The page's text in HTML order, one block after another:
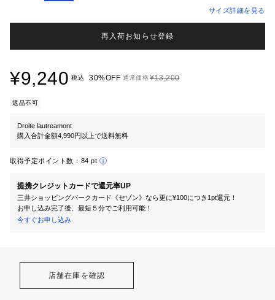
サイズ詳細を見る
再入荷お知らせ登録
¥9,240 税込 30%OFF 通常価格¥13,200
返品不可
Droite lautreamont
購入合計金額4,990円以上で送料無料
取得予定ポイント数： 84 pt
提携クレジットカードで還元率UP
三井ショッピングパークカード《セゾン》なら更に¥100につき1pt還元！
お申し込み完了後、最短５分でご利用可能！
今すぐお申し込み
店舗在庫を確認